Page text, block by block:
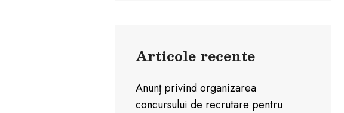
Articole recente
Anunț privind organizarea
concursului de recrutare pentru